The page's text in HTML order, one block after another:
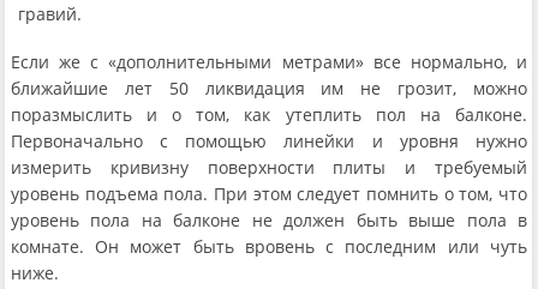
гравий.
Если же с «дополнительными метрами» все нормально, и
ближайшие лет 50 ликвидация им не грозит, можно
поразмыслить и о том, как утеплить пол на балконе.
Первоначально с помощью линейки и уровня нужно
измерить кривизну поверхности плиты и требуемый
уровень подъема пола. При этом следует помнить о том, что
уровень пола на балконе не должен быть выше пола в
комнате. Он может быть вровень с последним или чуть
ниже.